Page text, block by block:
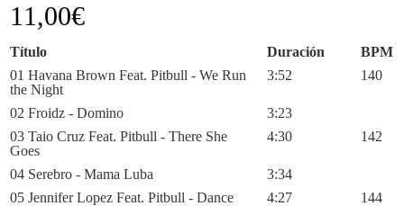
11,00€
Título Duración
BPM
01 Havana Brown Feat. Pitbull - We Run
the Night
3:52 140
02 Froidz - Domino
3:23
03 Taio Cruz Feat. Pitbull - There She
Goes
4:30 142
04 Serebro - Mama Luba
3:34
05 Jennifer Lopez Feat. Pitbull - Dance
4:27 144